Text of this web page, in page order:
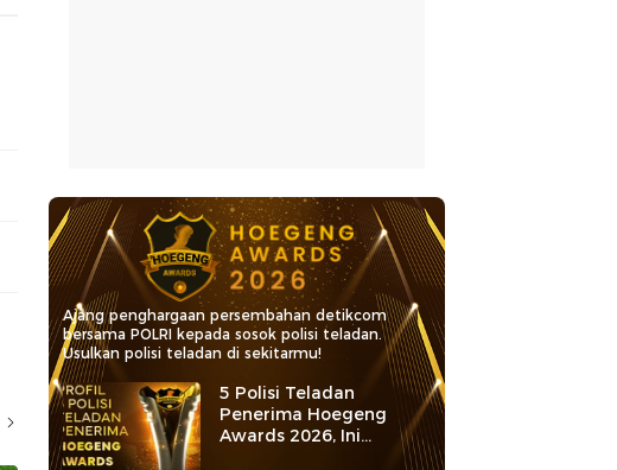
Ajang penghargaan persembahan detikcom
bersama POLRI kepada sosok polisi teladan.
Usulkan polisi teladan di sekitarmu!
5 Polisi Teladan
Penerima Hoegeng
Awards 2026, Ini
Kategori dan Kiprahnya